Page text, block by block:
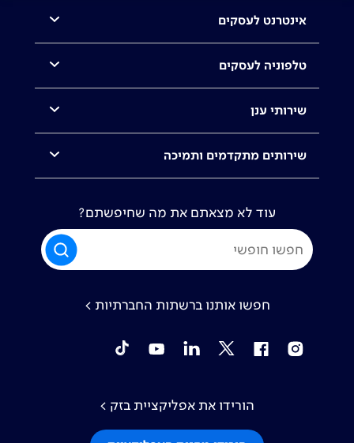
אינטרנט לעסקים
טלפוניה לעסקים
שירותי ענן
שירותים מתקדמים ותמיכה
עוד לא מצאתם את מה שחיפשתם?
חפשו אותנו ברשתות החברתיות >
Instagram
Facebook
Twitter
Linkedin
YouTube
tiktok
הורידו את אפליקציית בזק >